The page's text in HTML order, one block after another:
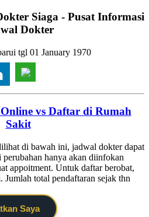
Siaga - Pusat Informasi
Dokter
tgl 01 January 1970
vs Daftar di Rumah
Sakit
di bawah ini, jadwal dokter dapat
perubahan hanya akan diinfokan
appoitment. Untuk daftar berobat,
total pendaftaran sejak thn
Saya